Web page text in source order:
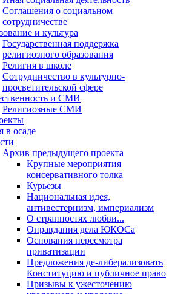
Соглашения о социальном
сотрудничестве
и культура
Государственная поддержка
религиозного образования
Религия в школе
Сотрудничество в культурно-
просветительской сфере
и СМИ
Религиозные СМИ
в осаде
Архив предыдущего проекта
Крупные мероприятия
консервативного толка
Курьезы
Национальная идея,
антивестернизм, империализм
О странностях любви...
Оправдания дела ЮКОСа
Основания пересмотра
приватизации
Предложения де-либерализовать
Конституцию и публичное право
Призывы к ужесточению